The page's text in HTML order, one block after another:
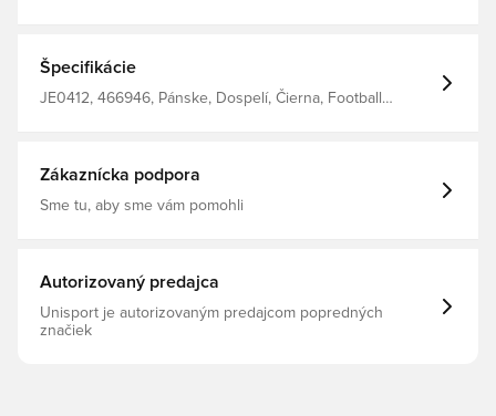
Špecifikácie
JE0412, 466946, Pánske, Dospelí, Čierna, Football
Zákaznícka podpora
Sme tu, aby sme vám pomohli
Autorizovaný predajca
Unisport je autorizovaným predajcom popredných
značiek